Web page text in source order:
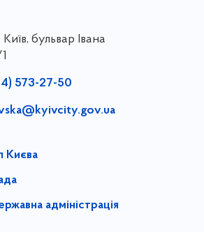
бульвар Івана
573-27-50
Києва
адміністрація